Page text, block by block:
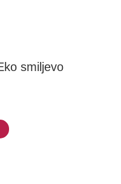
smiljevo
multiple
options